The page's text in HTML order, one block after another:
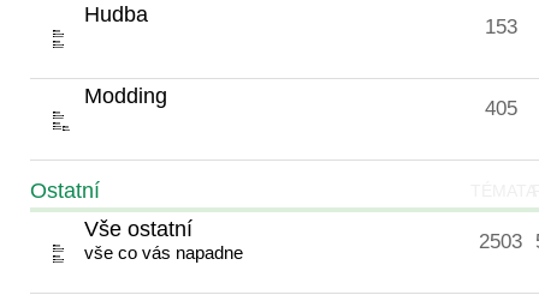
Hudba
153
Modding
405
Ostatní
Vše ostatní
vše co vás napadne 2503